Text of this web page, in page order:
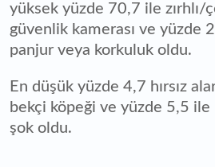
yüksek yüzde 70,7 ile zırhlı/
güvenlik kamerası ve yüzde
panjur veya korkuluk oldu.
En düşük yüzde 4,7 hırsız
bekçi köpeği ve yüzde 5,5
şok oldu.